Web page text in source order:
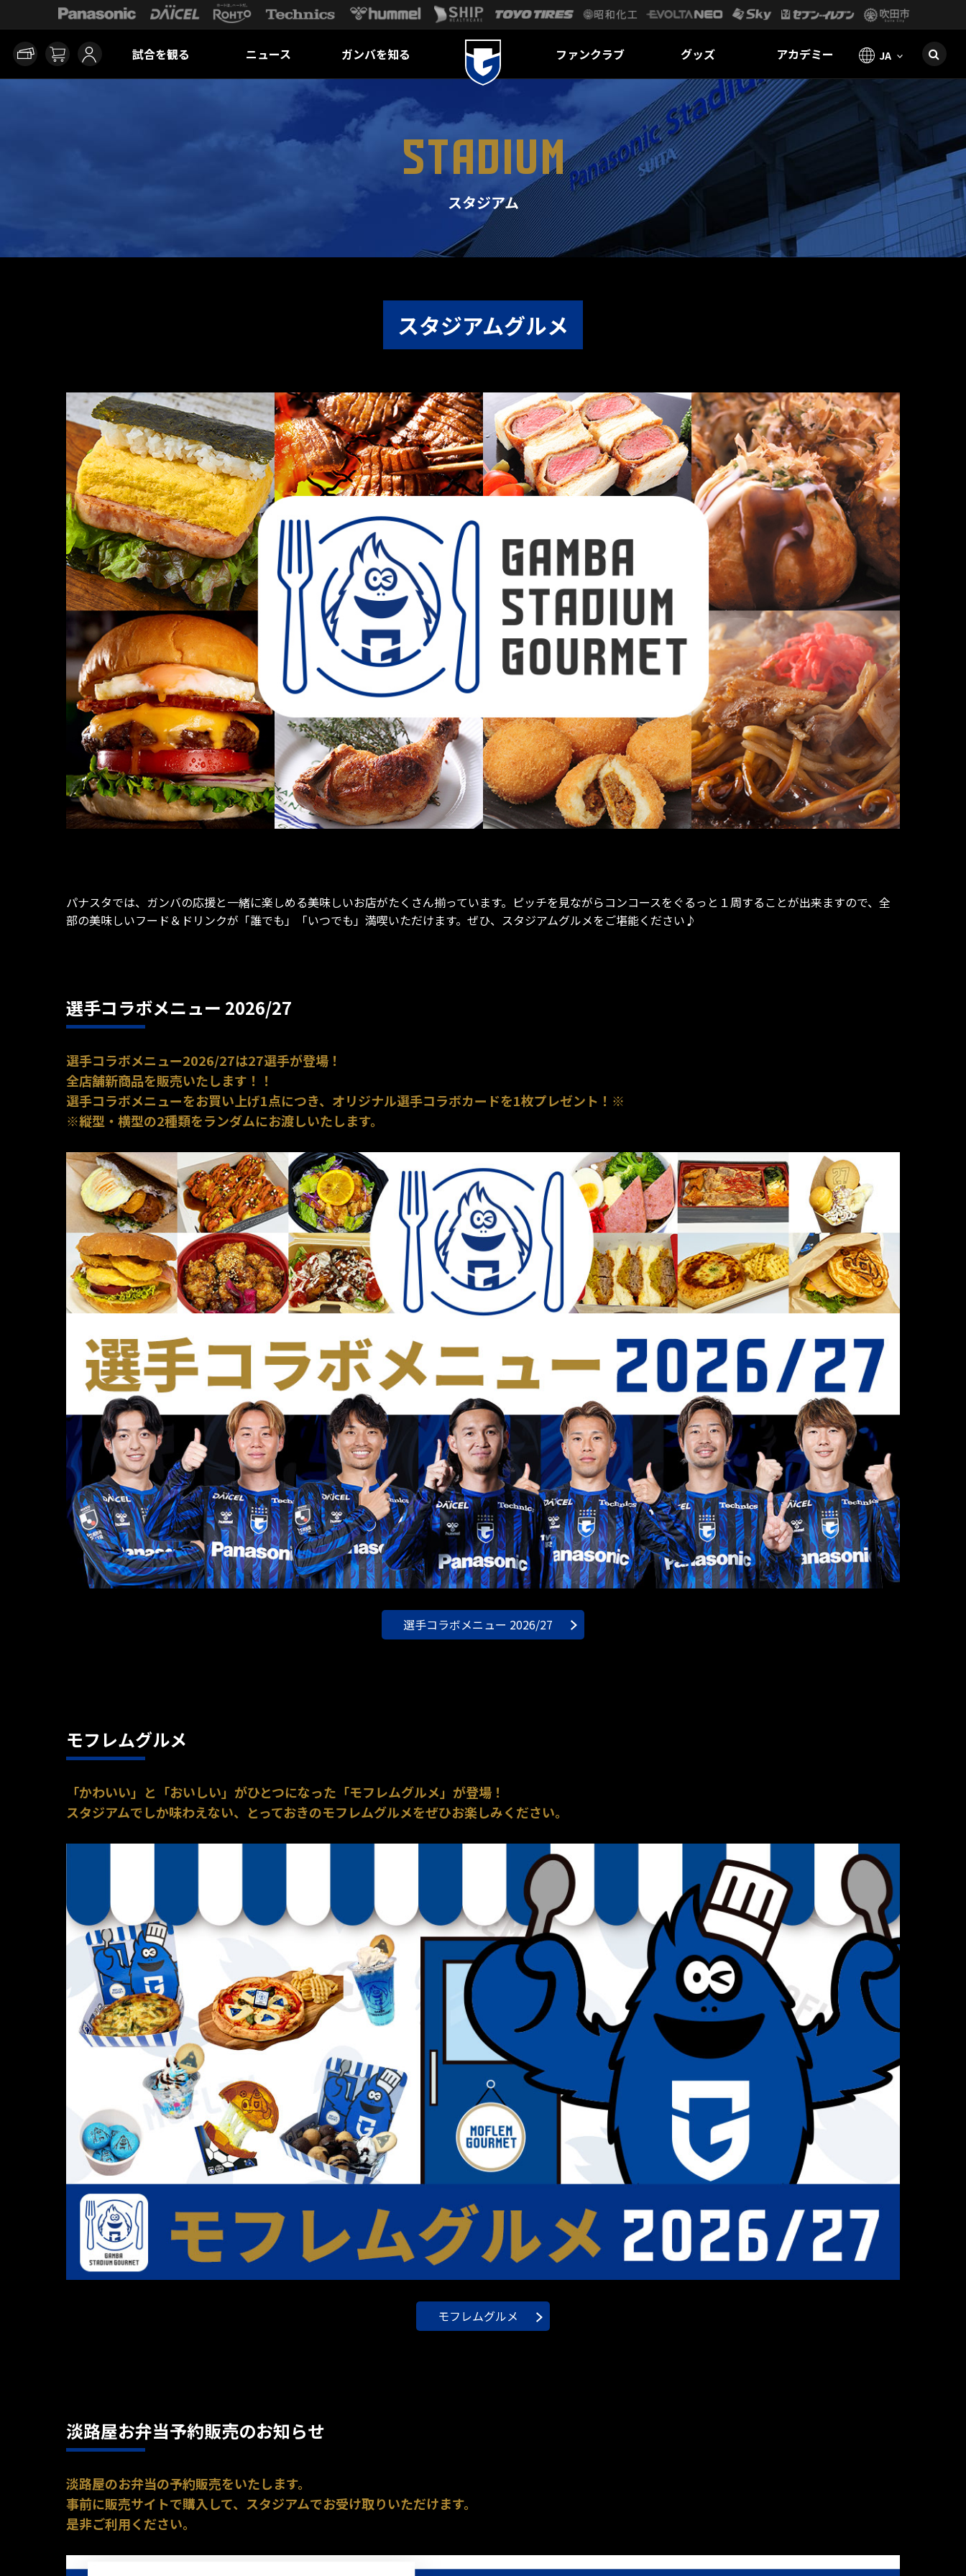
試合を観る ニュース ガンバを知る ファンクラブ グッズ アカデミー JA
STADIUM
スタジアム
スタジアムグルメ
パナスタでは、ガンバの応援と一緒に楽しめる美味しいお店がたくさん揃っています。ピッチを見ながらコンコースをぐるっと１周することが出来ますので、全
部の美味しいフード＆ドリンクが「誰でも」「いつでも」満喫いただけます。ぜひ、スタジアムグルメをご堪能ください♪
選手コラボメニュー 2026/27
選手コラボメニュー2026/27は27選手が登場！
全店舗新商品を販売いたします！！
選手コラボメニューをお買い上げ1点につき、オリジナル選手コラボカードを1枚プレゼント！※
※縦型・横型の2種類をランダムにお渡しいたします。
選手コラボメニュー 2026/27
モフレムグルメ
「かわいい」と「おいしい」がひとつになった「モフレムグルメ」が登場！
スタジアムでしか味わえない、とっておきのモフレムグルメをぜひお楽しみください。
モフレムグルメ
淡路屋お弁当予約販売のお知らせ
淡路屋のお弁当の予約販売をいたします。
事前に販売サイトで購入して、スタジアムでお受け取りいただけます。
是非ご利用ください。